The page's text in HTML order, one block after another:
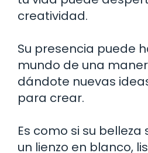
creatividad.
Su presencia puede
mundo de una
dándote nuevas
para crear.
Es como si su
un lienzo en blanco,